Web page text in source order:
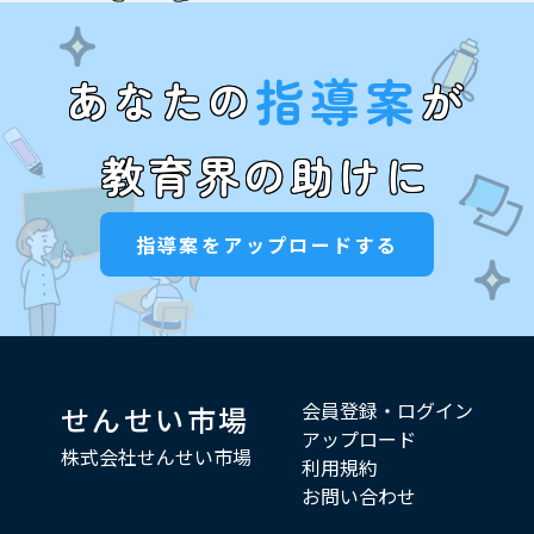
あなたの指導案が
教育界の助けに
指導案をアップロードする
せんせい市場
株式会社せんせい市場
会員登録・ログイン
アップロード
利用規約
お問い合わせ